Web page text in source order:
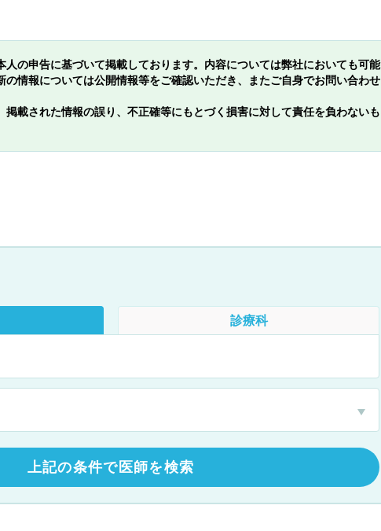
人の申告に基づいて掲載しております。内容については弊社においても可能
の情報については公開情報等をご確認いただき、またご自身でお問い合わせ
掲載された情報の誤り、不正確等にもとづく損害に対して責任を負わないも
診療科
上記の条件で医師を検索